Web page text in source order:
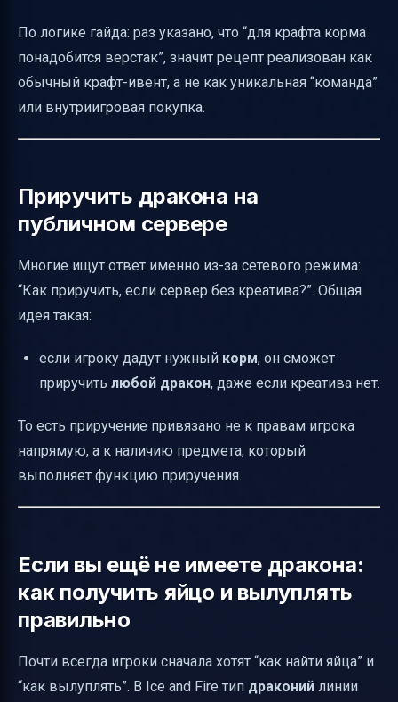
По логике гайда: раз указано, что “для крафта корма
понадобится верстак”, значит рецепт реализован как
обычный крафт-ивент, а не как уникальная “команда”
или внутриигровая покупка.
Приручить дракона на
публичном сервере
Многие ищут ответ именно из-за сетевого режима:
“Как приручить, если сервер без креатива?”. Общая
идея такая:
если игроку дадут нужный корм, он сможет
приручить любой дракон, даже если креатива нет.
То есть приручение привязано не к правам игрока
напрямую, а к наличию предмета, который
выполняет функцию приручения.
Если вы ещё не имеете дракона:
как получить яйцо и вылуплять
правильно
Почти всегда игроки сначала хотят “как найти яйца” и
“как вылуплять”. В Ice and Fire тип драконий линии